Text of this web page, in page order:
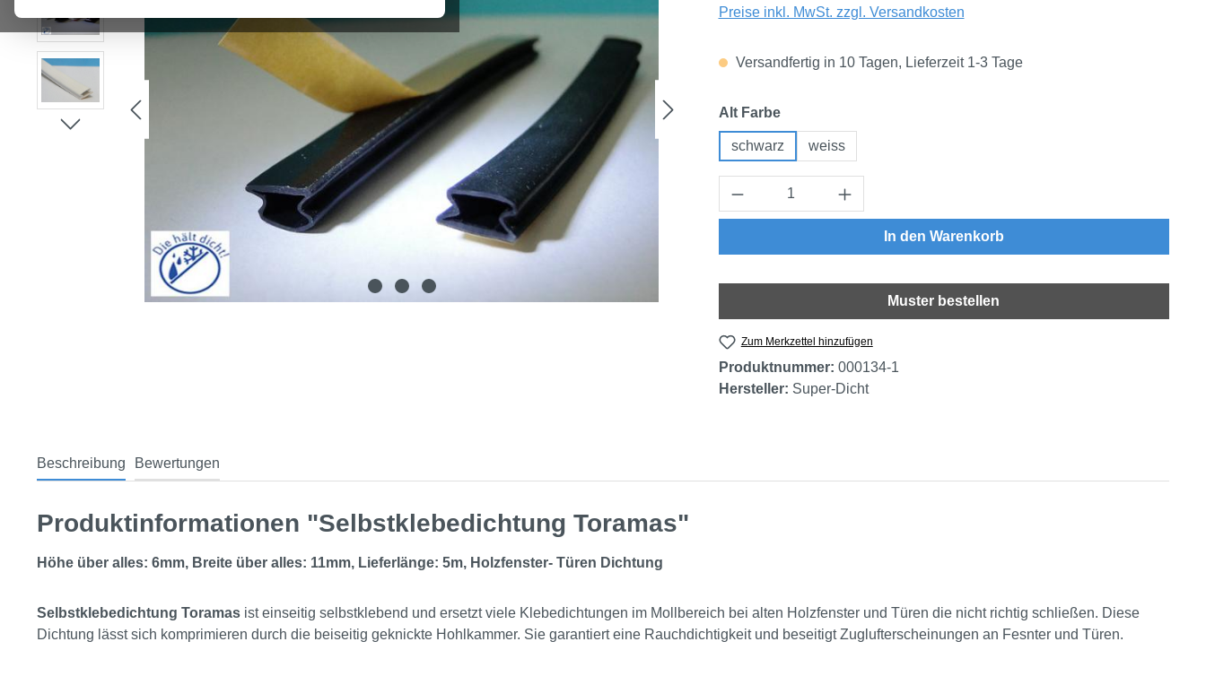
Preise inkl. MwSt. zzgl. Versandkosten
Versandfertig in 10 Tagen, Lieferzeit 1-3 Tage
Alt Farbeauswählen
schwarz weiss
Produkt Anzahl: Gib den gewünschten Wert ein
In den Warenkorb
Muster bestellen
Zum Merkzettel hinzufügen
Produktnummer: 000134-1
Hersteller: Super-Dicht
Beschreibung Bewertungen
Produktinformationen "Selbstklebedichtung Toramas"
Höhe über alles: 6mm, Breite über alles: 11mm, Lieferlänge: 5m, Holzfenster- Türen Dichtung
Selbstklebedichtung Toramas ist einseitig selbstklebend und ersetzt viele Klebedichtungen im Mollbereich bei alten Holzfenster und Türen die nicht richtig schließen. Diese
Dichtung lässt sich komprimieren durch die beiseitig geknickte Hohlkammer. Sie garantiert eine Rauchdichtigkeit und beseitigt Zuglufterscheinungen an Fesnter und Türen.